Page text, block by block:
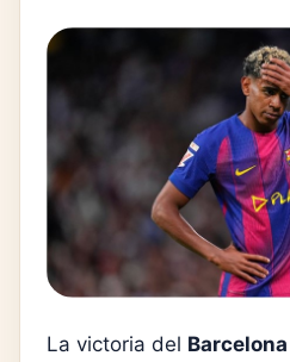
La victoria del Barcelona